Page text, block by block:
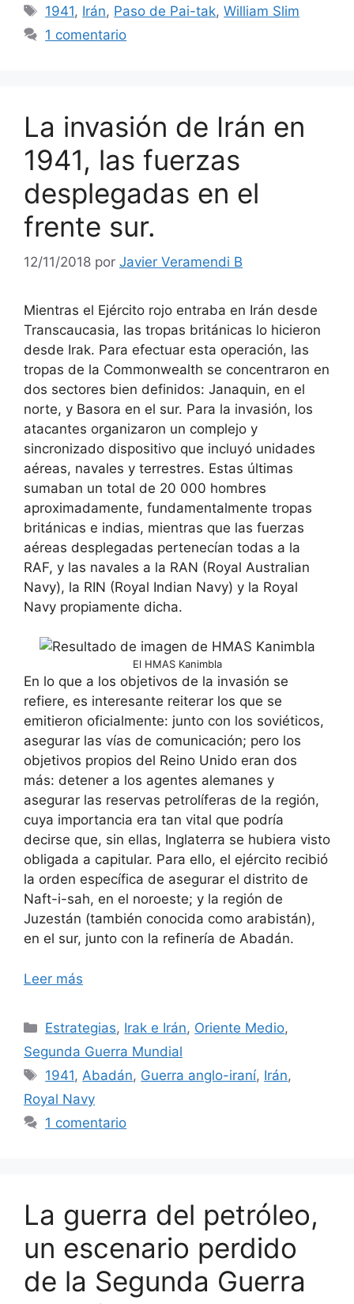
Etiquetas
1941, Irán, Paso de Pai-tak,William Slim
1 comentario
La invasión de Irán en
1941, las fuerzas
desplegadas en el
frente sur.
12/11/2018 por Javier Veramendi B
Mientras el Ejército rojo entraba en Irán desde
Transcaucasia, las tropas británicas lo hicieron
desde Irak. Para efectuar esta operación, las
tropas de la Commonwealth se concentraron en
dos sectores bien definidos: Janaquin, en el
norte, y Basora en el sur. Para la invasión, los
atacantes organizaron un complejo y
sincronizado dispositivo que incluyó unidades
aéreas, navales y terrestres. Estas últimas
sumaban un total de 20 000 hombres
aproximadamente, fundamentalmente tropas
británicas e indias, mientras que las fuerzas
aéreas desplegadas pertenecían todas a la
RAF, y las navales a la RAN (Royal Australian
Navy), la RIN (Royal Indian Navy) y la Royal
Navy propiamente dicha.
El HMAS Kanimbla
En lo que a los objetivos de la invasión se
refiere, es interesante reiterar los que se
emitieron oficialmente: junto con los soviéticos,
asegurar las vías de comunicación; pero los
objetivos propios del Reino Unido eran dos
más: detener a los agentes alemanes y
asegurar las reservas petrolíferas de la región,
cuya importancia era tan vital que podría
decirse que, sin ellas, Inglaterra se hubiera visto
obligada a capitular. Para ello, el ejército recibió
la orden específica de asegurar el distrito de
Naft-i-sah, en el noroeste; y la región de
Juzestán (también conocida como arabistán),
en el sur, junto con la refinería de Abadán.
Leer más
Categorías
Estrategias, Irak e Irán, Oriente Medio,
Segunda Guerra Mundial
Etiquetas
1941, Abadán, Guerra anglo-iraní, Irán,
Royal Navy
1 comentario
La guerra del petróleo,
un escenario perdido
de la Segunda Guerra